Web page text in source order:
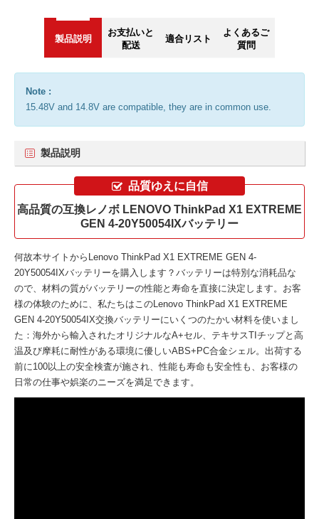
製品説明
お支払いと
配送
適合リスト
よくあるご
質問
Note :
15.48V and 14.8V are compatible, they are in common use.
製品説明
品質ゆえに自信
高品質の互換レノボ LENOVO ThinkPad X1 EXTREME
GEN 4-20Y50054IXバッテリー
何故本サイトから Lenovo ThinkPad X1 EXTREME GEN 4-
20Y50054IXバッテリーを購入します？バッテリーは特別な消耗品な
ので、材料の質がバッテリーの性能と寿命を直接に決定します。お客
様の体験のために、私たちはこのLenovo ThinkPad X1 EXTREME
GEN 4-20Y50054IX交換バッテリーにいくつのたかい材料を使いまし
た：海外から輸入されたオリジナルなA+セル、テキサスTIチップと高
温及び摩耗に耐性がある環境に優しいABS+PC合金シェル。出荷する
前に100以上の安全検査が施され、性能も寿命も安全性も、お客様の
日常の仕事や娯楽のニーズを満足できます。